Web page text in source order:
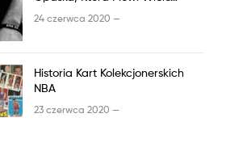
24 czerwca 2020 —
Historia Kart Kolekcjonerskich
NBA
23 czerwca 2020 —